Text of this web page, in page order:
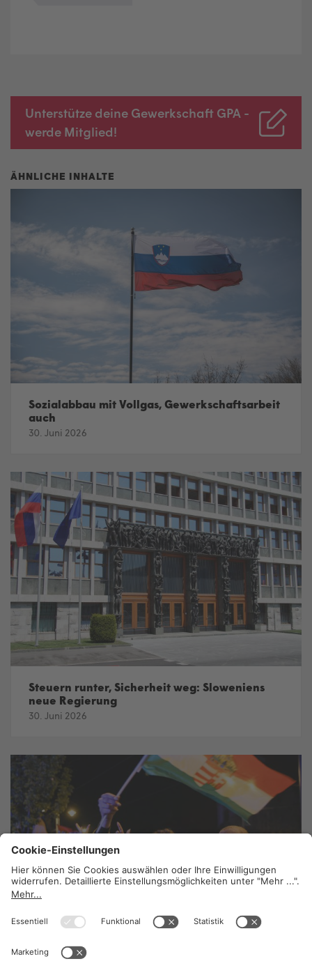
Unterstütze deine Gewerkschaft GPA -
werde Mitglied!
Sozialabbau mit Vollgas, Gewerkschaftsarbeit
auch
30. Juni 2026
Steuern runter, Sicherheit weg: Sloweniens
neue Regierung
30. Juni 2026